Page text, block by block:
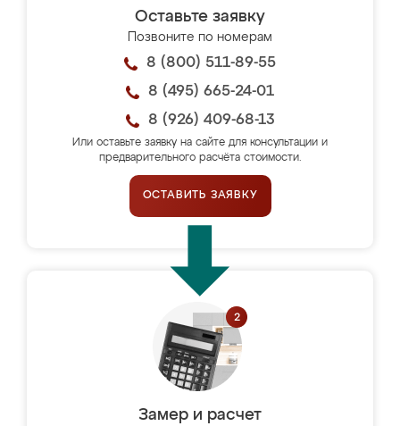
Оставьте заявку
Позвоните по номерам
8 (800) 511-89-55
8 (495) 665-24-01
8 (926) 409-68-13
Или оставьте заявку на сайте для консультации и
предварительного расчёта стоимости.
ОСТАВИТЬ ЗАЯВКУ
Замер и расчет